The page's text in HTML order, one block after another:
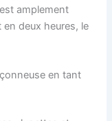
amplement
deux heures, le
en tant